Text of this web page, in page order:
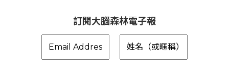
訂閱大腦森林電子報